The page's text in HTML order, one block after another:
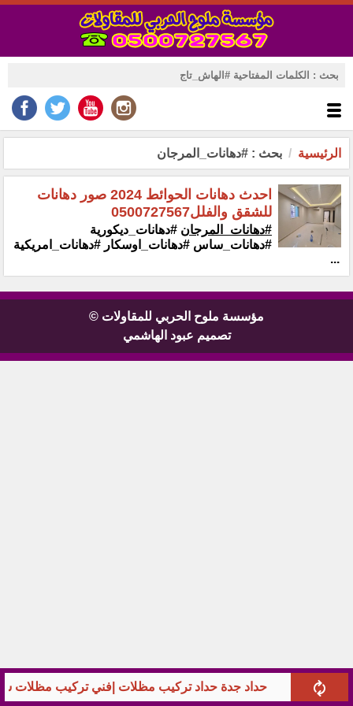
الرئيسية بحث : #دهانات_المرجان
حداد جدة حداد تركيب مظلات |فني تركيب مظلات
احدث دهانات الحوائط 2024 صور دهانات
للشقق والفلل0500727567
#دهانات_المرجان ‏‏#دهانات_ديكورية
#دهانات_ساس #دهانات_اوسكار #دهانات_امريكية
...
مؤسسة ملوح الحربي للمقاولات ©
تصميم عبود الهاشمي